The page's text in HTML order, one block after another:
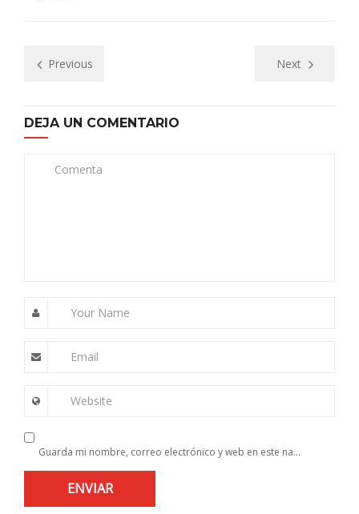
Previous Next
DEJA UN COMENTARIO
Comenta
Your Name
Email
Website
Guarda mi nombre, correo electrónico y web en este navegador para la próxima vez que comente.